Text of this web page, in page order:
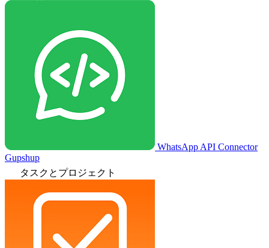
WhatsApp API Connector
Gupshup
タスクとプロジェクト